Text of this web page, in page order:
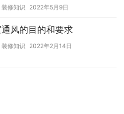
装修知识 2022年5月9日
风的目的和要求
装修知识 2022年2月14日